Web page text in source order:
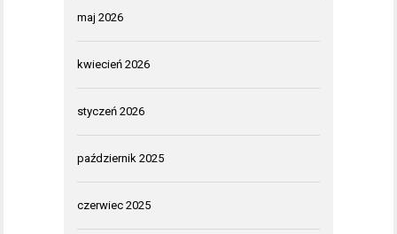
maj 2026
kwiecień 2026
styczeń 2026
październik 2025
czerwiec 2025